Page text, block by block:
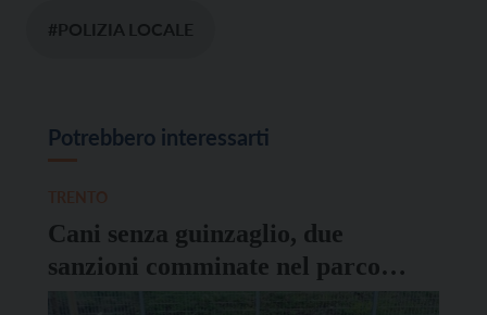
#POLIZIA LOCALE
Potrebbero interessarti
Cani senza guinzaglio, due
sanzioni comminate nel parco
della Clarina